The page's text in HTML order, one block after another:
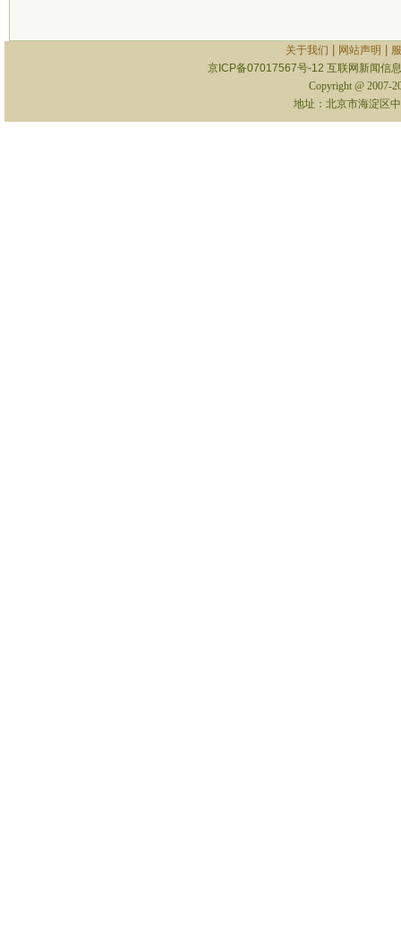
关于我们 网站声明
京ICP备07017567号-12 互联网新闻信
Copyright @ 2007-
地址：北京市海淀区